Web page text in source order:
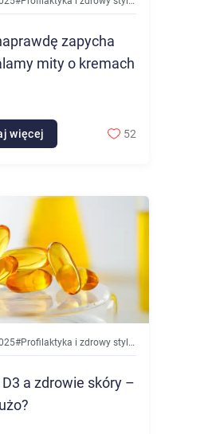
zapycha
mity o kremach
więcej 52
#Profilaktyka i zdrowy styl życia
a zdrowie skóry –